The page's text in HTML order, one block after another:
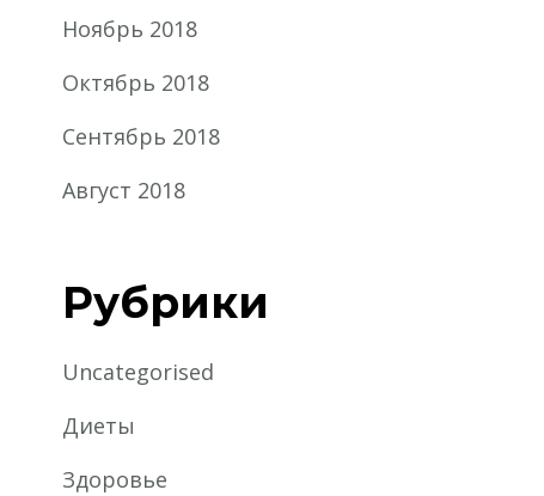
Ноябрь 2018
Октябрь 2018
Сентябрь 2018
Август 2018
Рубрики
Uncategorised
Диеты
Здоровье